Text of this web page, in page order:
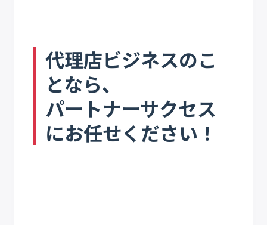
代理店ビジネスのこ
となら、
パートナーサクセス
にお任せください！